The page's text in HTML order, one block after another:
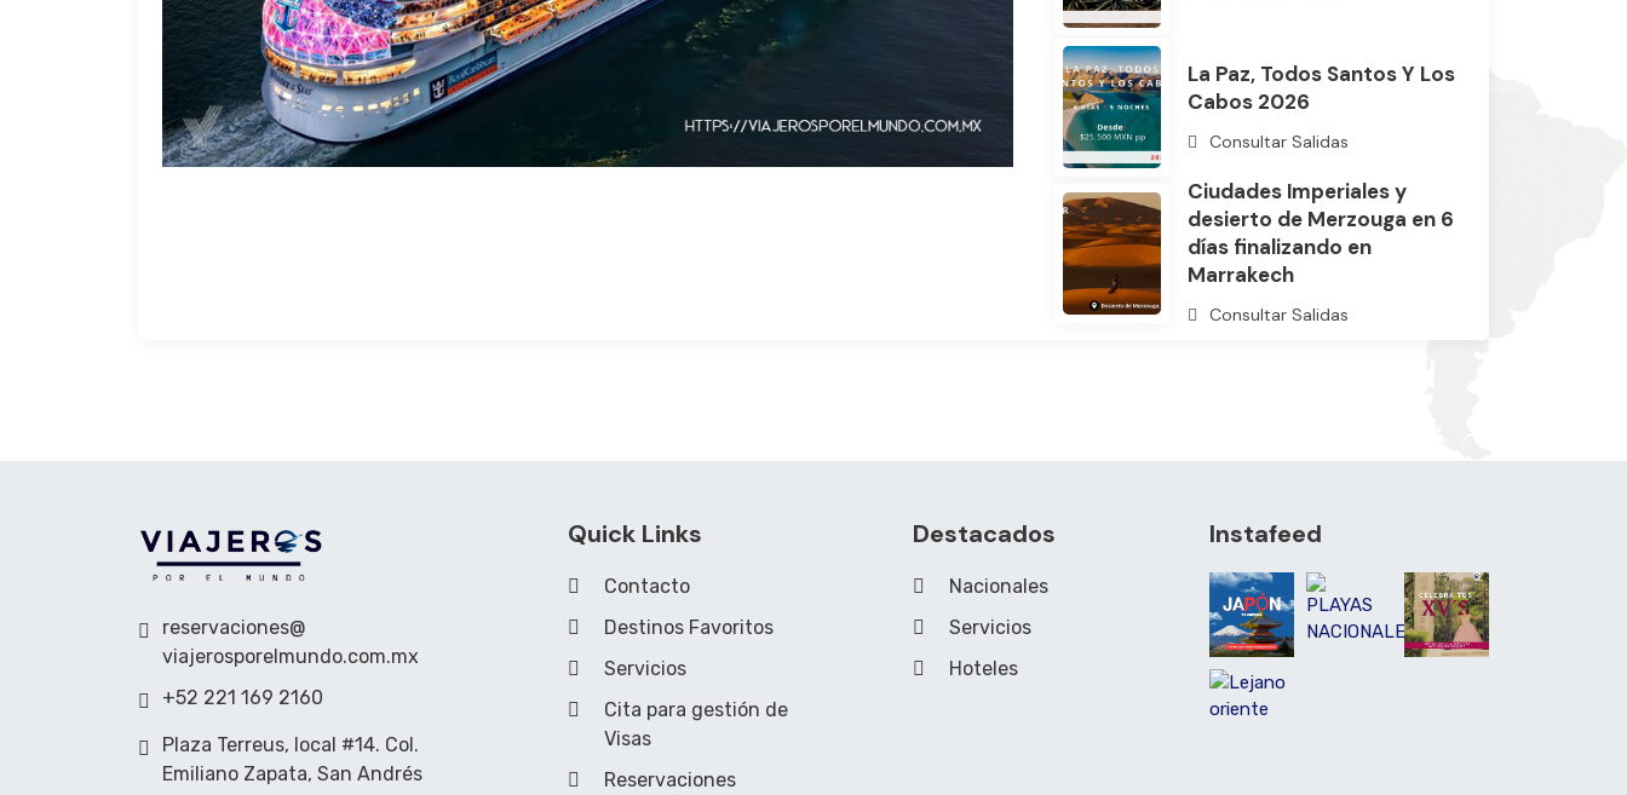
La Paz, Todos Santos Y Los
Cabos 2026
Consultar Salidas
Ciudades Imperiales y
desierto de Merzouga en 6
días finalizando en
Marrakech
Consultar Salidas
reservaciones@
viajerosporelmundo.com.mx
+52 221 169 2160
Plaza Terreus, local #14. Col.
Emiliano Zapata, San Andrés
Quick Links
Contacto
Destinos Favoritos
Servicios
Cita para gestión de
Visas
Reservaciones
Destacados
Nacionales
Servicios
Hoteles
Instafeed